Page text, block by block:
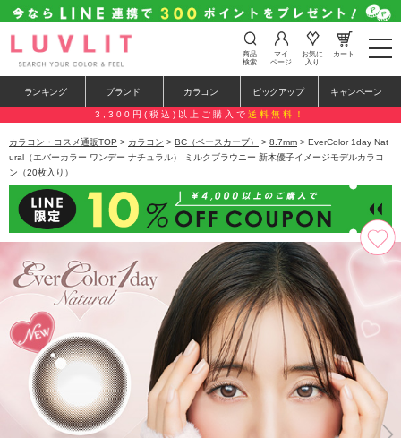
t
o
e
n
a
v
i
t
i
o
n
商品
検索
マイ
ページ
お気に
入り
カート
ランキング ブランド カラコン ピックアップ キャンペーン
3,300円(税込)以上ご購入で 送料無料！
カラコン・コスメ通販TOP > カラコン > BC（ベースカーブ） > 8.7mm > EverColor 1day Nat
ural（エバーカラー ワンデー ナチュラル） ミルクブラウニー 新木優子イメージモデルカラコ
ン（20枚入り）